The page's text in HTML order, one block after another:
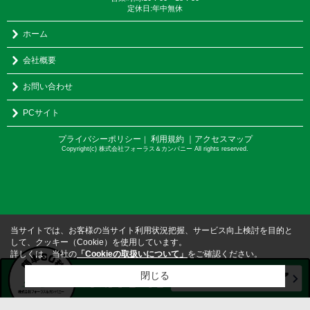
定休日:年中無休
ホーム
会社概要
お問い合わせ
PCサイト
プライバシーポリシー 利用規約 ｜アクセスマップ
Copyright(c) 株式会社フォーラス＆カンパニー All rights reserved.
当サイトでは、お客様の当サイト利用状況把握、サービス向上検討を目的と
して、クッキー（Cookie）を使用しています。
詳しくは、当社の 「Cookieの取扱いについて」 をご確認ください。
閉じる